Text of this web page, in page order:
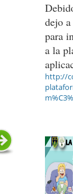
dejo
para
a la
http://